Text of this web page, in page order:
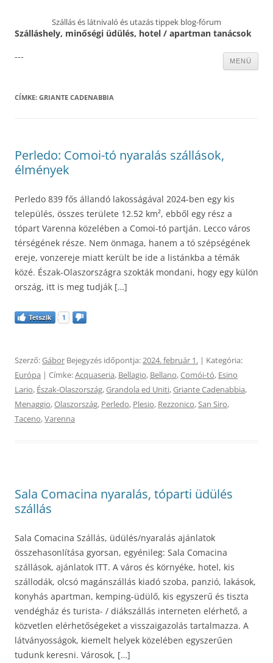
Szállás és látnivaló és utazás tippek blog-fórum
Szálláshely, minőségi üdülés, hotel / apartman tanácsok
MENÜ
---
CÍMKE: GRIANTE CADENABBIA
Perledo: Comoi-tó nyaralás szállások,
élmények
Perledo 839 fős állandó lakosságával 2024-ben egy kis
település, összes területe 12.52 km², ebből egy rész a
tópart Varenna közelében a Comoi-tó partján. Lecco város
térségének része. Nem önmaga, hanem a tó szépségének
ereje, vonzereje miatt került be ide a listánkba a témák
közé. Észak-Olaszországra szokták mondani, hogy egy külön
ország, itt is meg tudják […]
Tetszik 1
Szerző:Gábor Bejegyzés időpontja:2024. február 1. | Kategória:
Európa | Címke:Acquaseria, Bellagio, Bellano,Comói-tó, Esino
Lario, Észak-Olaszország,Grandola ed Uniti,Griante Cadenabbia,
Menaggio,Olaszország, Perledo, Plesio, Rezzonico,San Siro,
Taceno,Varenna
Sala Comacina nyaralás, tóparti üdülés
szállás
Sala Comacina Szállás, üdülés/nyaralás ajánlatok
összehasonlítása gyorsan, egyénileg: Sala Comacina
szállások, ajánlatok ITT. A város és környéke, hotel, kis
szállodák, olcsó magánszállás kiadó szoba, panzió, lakások,
konyhás apartman, kemping-üdülő, kis egyszerű és tiszta
vendégház és turista- / diákszállás interneten elérhető, a
közvetlen elérhetőségeket a visszaigazolás tartalmazza. A
látványosságok, kiemelt helyek közelében egyszerűen
tudunk keresni. Városok, […]